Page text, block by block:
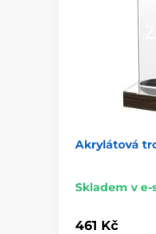
Akrylátová
Skladem v e-
461 Kč